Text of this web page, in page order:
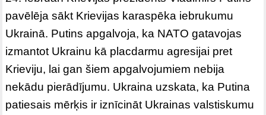
pavēlēja sākt Krievijas karaspēka iebrukumu
Ukrainā. Putins apgalvoja, ka NATO gatavojas
izmantot Ukrainu kā placdarmu agresijai pret
Krieviju, lai gan šiem apgalvojumiem nebija
nekādu pierādījumu. Ukraina uzskata, ka Putina
patiesais mērķis ir iznīcināt Ukrainas valstiskumu